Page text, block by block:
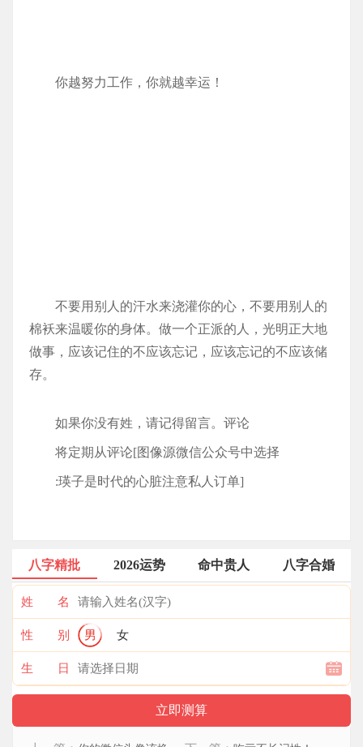
你越努力工作，你就越幸运！
不要用别人的汗水来浇灌你的心，不要用别人的
棉袄来温暖你的身体。做一个正派的人，光明正大地
做事，应该记住的不应该忘记，应该忘记的不应该储
存。
如果你没有姓，请记得留言。评论
将定期从评论[图像源微信公众号中选择
:瑛子是时代的心脏注意私人订单]
八字精批 2026运势 命中贵人 八字合婚
姓 名
性 别 男 女
生 日